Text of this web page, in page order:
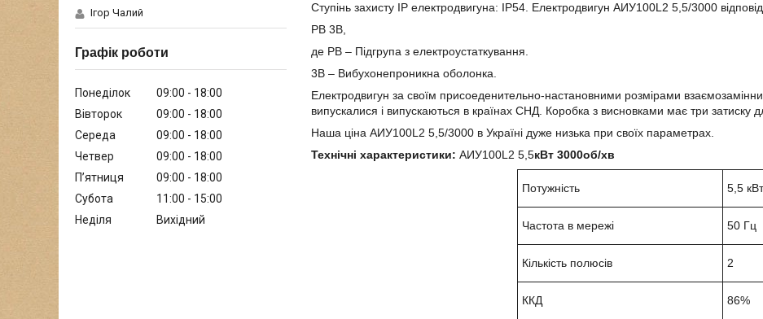
Ступінь захисту IP електродвигуна: IP54. Електродвигун АИУ100L2 5,5/3000
РВ 3В,
де РВ – Підгрупа з електроустаткування.
3В – Вибухонепроникна оболонка.
Електродвигун за своїм присоеденительно-настановними розмірами
випускалися і випускаються в країнах СНД. Коробка з висновками має три затиску
Наша ціна АИУ100L2 5,5/3000 в Україні дуже низька при своїх параметрах.
Технічні характеристики: АИУ100L2 5,5кВт 3000об/хв
Потужність 5,5 кВт
Частота в мережі 50 Гц
Кількість полюсів 2
ККД 86%
Ігор Чалий
Графік роботи
Понеділок 09:00
18:00
Вівторок
09:00
18:00
Середа
09:00
18:00
Четвер
09:00
18:00
Пʼятниця
09:00
18:00
Субота
11:00
15:00
Неділя
Вихідний